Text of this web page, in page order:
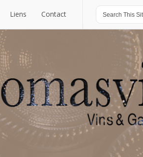
Liens Contact